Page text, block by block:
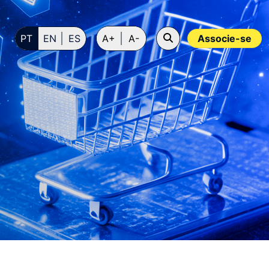
Associe-se
PT EN ES A+ A-